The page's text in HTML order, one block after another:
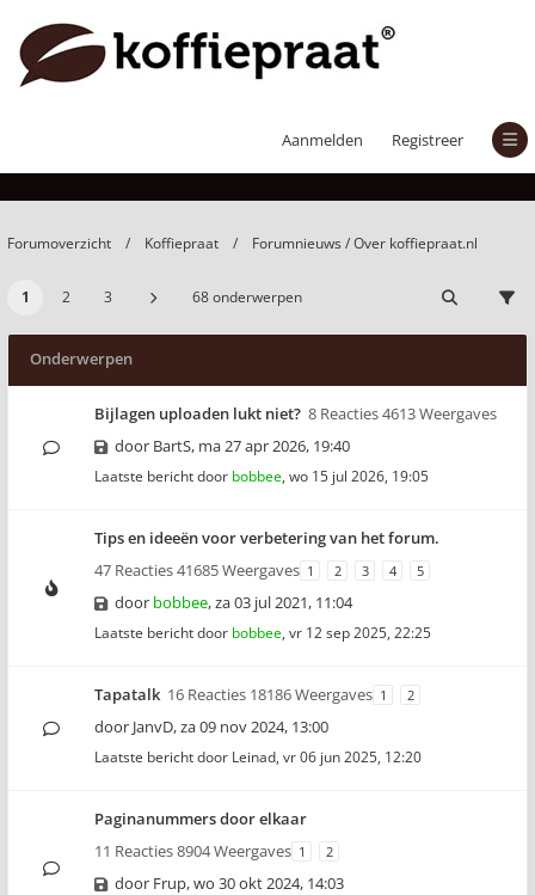
Aanmelden Registreer
Forumnieuws / Over koffiepraat.nl
Forumoverzicht Koffiepraat Forumnieuws / Over koffiepraat.nl
1 2 3 68 onderwerpen
Onderwerpen
Bijlagen uploaden lukt niet? 8 Reacties 4613 Weergaves
door BartS, ma 27 apr 2026, 19:40
Laatste bericht door bobbee, wo 15 jul 2026, 19:05
Tips en ideeën voor verbetering van het forum.
47 Reacties 41685 Weergaves 1 2 3 4 5
door bobbee,za 03 jul 2021, 11:04
Laatste bericht door bobbee, vr 12 sep 2025, 22:25
Tapatalk 16 Reacties 18186 Weergaves 1 2
door JanvD,za 09 nov 2024, 13:00
Laatste bericht door Leinad, vr 06 jun 2025, 12:20
Paginanummers door elkaar
11 Reacties 8904 Weergaves 1 2
door Frup,wo 30 okt 2024, 14:03